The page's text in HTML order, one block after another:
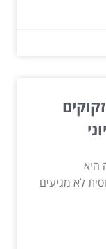
היא
לא מגיעים